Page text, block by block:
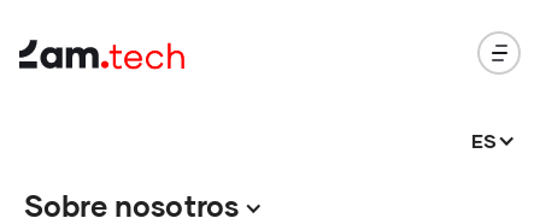
ES
Sobre nosotros